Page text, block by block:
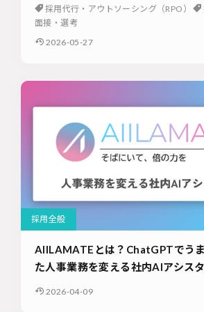
採用代行・アウトソーシング（RPO）
面接・選考
2026-05-27
採用全般
AIILAMATEとは？ChatGPTでう
た人事業務を変える社内AIアシス
2026-04-09